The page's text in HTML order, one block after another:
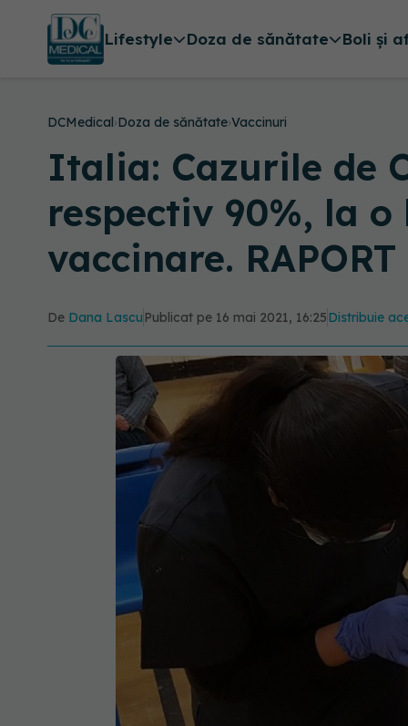
Lifestyle Doza de sănătate Boli și
DCMedical›Doza de sănătate›Vaccinuri
Italia: Cazurile de
respectiv 90%, la
vaccinare. RAPORT
De Dana Lascu Publicat pe 16 mai 2021, 16:25Distribuie